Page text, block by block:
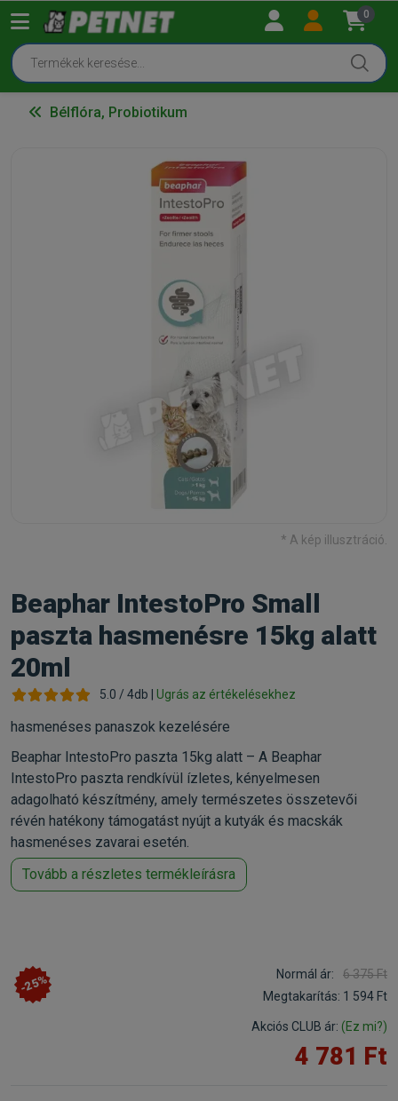
0
Bélflóra, Probiotikum
* A kép illusztráció.
Beaphar IntestoPro Small
paszta hasmenésre 15kg alatt
20ml
5.0 / 4db | Ugrás az értékelésekhez
hasmenéses panaszok kezelésére
Beaphar IntestoPro paszta 15kg alatt – A Beaphar
IntestoPro paszta rendkívül ízletes, kényelmesen
adagolható készítmény, amely természetes összetevői
révén hatékony támogatást nyújt a kutyák és macskák
hasmenéses zavarai esetén.
Tovább a részletes termékleírásra
-25% Normál ár:
6 375 Ft
Megtakarítás: 1 594 Ft
Akciós CLUB ár: (Ez mi?)
4 781 Ft